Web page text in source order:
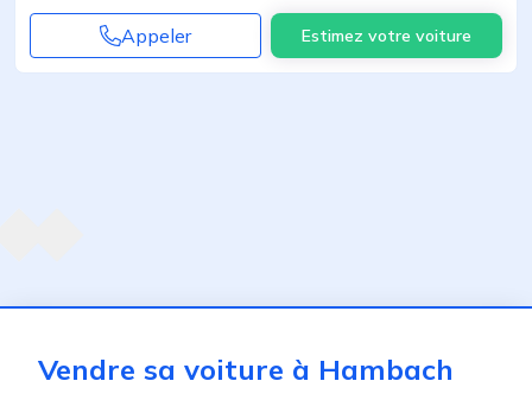
Appeler Estimez votre voiture
Vendre sa voiture à Hambach